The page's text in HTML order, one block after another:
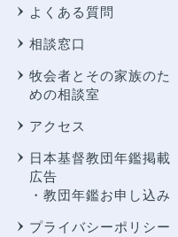
よくある質問
相談窓口
牧会者とその家族のた
めの相談室
アクセス
日本基督教団年鑑掲載
広告
・教団年鑑お申し込み
プライバシーポリシー